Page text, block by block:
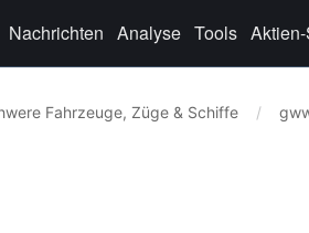
Nachrichten Analyse Tools
Fahrzeuge, Züge & Schiffe /